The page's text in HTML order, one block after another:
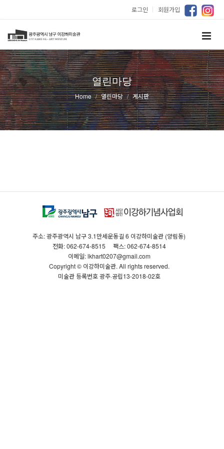
로그인 ｜ 회원가입
열린마당
Home 열린마당 게시판
주소: 광주광역시 남구 3.1만세운동길 6 이강하미술관 (양림동)
전화: 062-674-8515
팩스: 062-674-8514
이메일: lkhart0207@gmail.com
Copyright © 이강하미술관. All rights reserved.
미술관 등록번호 광주·공립13-2018-02호